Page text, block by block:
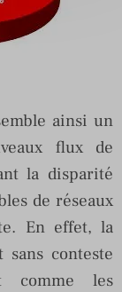
ainsi un
flux de
la disparité
de réseaux
En effet, la
conteste
comme les